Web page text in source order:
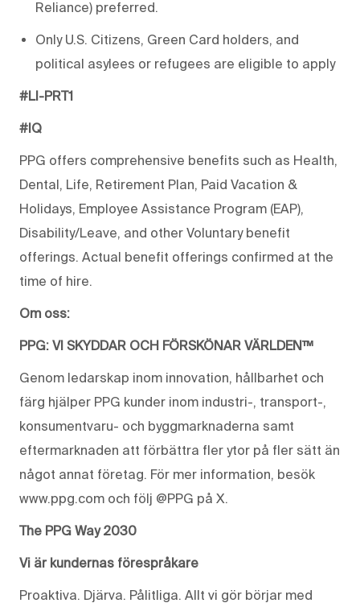
Reliance) preferred.
Only U.S. Citizens, Green Card holders, and
political asylees or refugees are eligible to apply
#LI-PRT1
#IQ
PPG offers comprehensive benefits such as Health,
Dental, Life, Retirement Plan, Paid Vacation &
Holidays, Employee Assistance Program (EAP),
Disability/Leave, and other Voluntary benefit
offerings. Actual benefit offerings confirmed at the
time of hire.
Om oss:
PPG: VI SKYDDAR OCH FÖRSKÖNAR VÄRLDEN™
Genom ledarskap inom innovation, hållbarhet och
färg hjälper PPG kunder inom industri-, transport-,
konsumentvaru- och byggmarknaderna samt
eftermarknaden att förbättra fler ytor på fler sätt än
något annat företag. För mer information, besök
www.ppg.com och följ @PPG på X.
The PPG Way 2030
Vi är kundernas förespråkare
Proaktiva. Djärva. Pålitliga. Allt vi gör börjar med